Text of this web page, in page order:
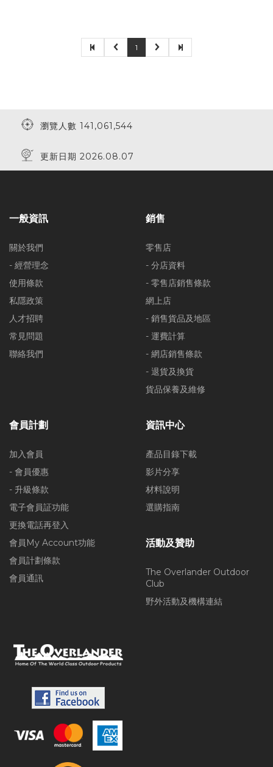
1
瀏覽人數 141,061,544
更新日期 2026.08.07
一般資訊
關於我們
- 經營理念
使用條款
私隱政策
人才招聘
常見問題
聯絡我們
銷售
零售店
- 分店資料
- 零售店銷售條款
網上店
- 銷售貨品及地區
- 運費計算
- 網店銷售條款
- 退貨及換貨
貨品保養及維修
會員計劃
加入會員
- 會員優惠
- 升級條款
電子會員証功能
更換電話再登入
會員My Account功能
會員計劃條款
會員通訊
資訊中心
產品目錄下載
影片分享
材料說明
選購指南
活動及贊助
The Overlander Outdoor
Club
野外活動及機構連結